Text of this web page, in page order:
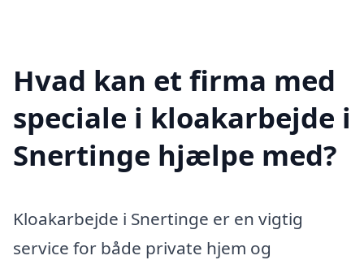
Hvad kan et firma med
speciale i kloakarbejde i
Snertinge hjælpe med?
Kloakarbejde i Snertinge er en vigtig
service for både private hjem og